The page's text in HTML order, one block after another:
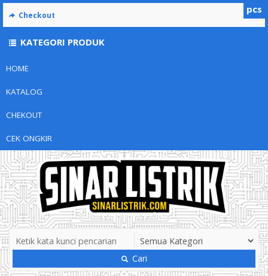
HOME
KATALOG
CHEKOUT
CEK ONGKIR
Cari
pcs
Checkout
KATEGORI PRODUK